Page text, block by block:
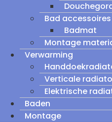
Bad accessoires
Badmat
Montage
Verwarming
Verticale
Elektrische
Baden
Montage